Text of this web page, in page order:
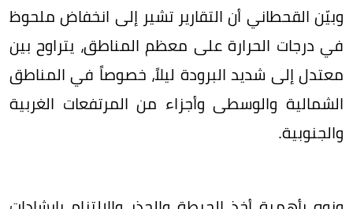
وبيّن القحطاني أن التقارير تشير إلى انخفاض ملحوظ
في درجات الحرارة على معظم المناطق، يتراوح بين
معتدل إلى شديد البرودة ليلاً، خصوصاً في المناطق
الشمالية والوسطى وأجزاء من المرتفعات الغربية
والجنوبية.